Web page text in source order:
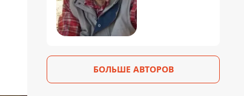
БОЛЬШЕ АВТОРОВ